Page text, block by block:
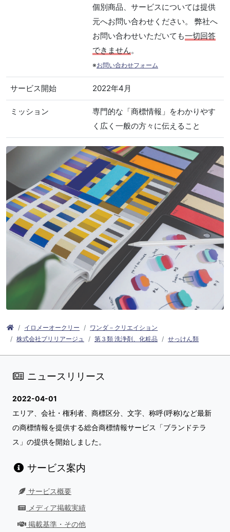
個別商品、サービスについては提供
元へお問い合わせください。 弊社へ
お問い合わせいただいても一切回答
できません。
※お問い合わせフォーム
サービス開始 2022年4月
ミッション
専門的な「商標情報」をわかりやす
く広く一般の方々に伝えること
イロメーオークリー
ワンダ－クリエイション
株式会社ブリリアージュ
第３類 洗浄剤、化粧品 せっけん類
ニュースリリース
2022-04-01
エリア、会社・権利者、商標区分、文字、称呼(呼称)など最新
の商標情報を提供する総合商標情報サービス「ブランドテラ
ス」の提供を開始しました。
サービス案内
サービス概要
メディア掲載実績
掲載基準・その他